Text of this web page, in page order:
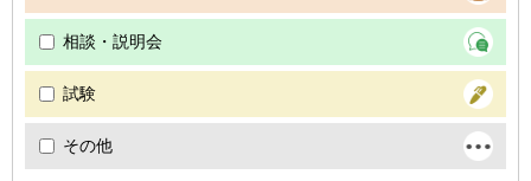
相談・説明会
試験
その他